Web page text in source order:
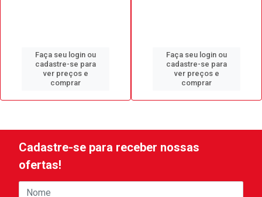
Faça seu login ou
cadastre-se para
ver preços e
comprar
Faça seu login ou
cadastre-se para
ver preços e
comprar
Cadastre-se para receber nossas
ofertas!